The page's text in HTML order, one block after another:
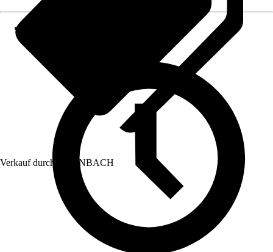
Verkauf durch: HORNBACH